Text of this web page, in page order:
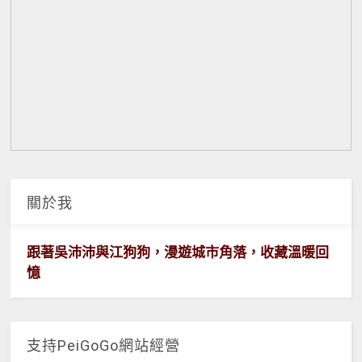
關於我
跟著吳沛沛與江狗狗，漫遊城市角落，收藏溫暖回
憶
支持PeiGoGo網站經營